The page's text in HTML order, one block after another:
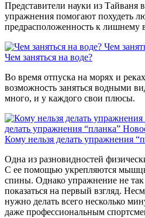
Представители науки из Тайваня
упражнения помогают похудеть
предрасположенность к лишнему
Чем
Чем заняться на воде?
Во время отпуска на морях и
возможность заняться водными
много, и у каждого свои плюсы.
делать упражнения “планка”
Кому нельзя делать упражнения
Одна из разновидностей
С ее помощью укрепляются
спины. Однако упражнение не
показаться на первый взгляд.
нужно делать всего несколько
даже профессиональным